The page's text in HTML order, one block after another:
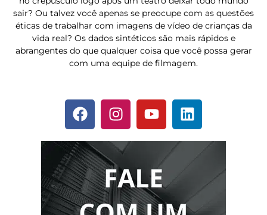
sair? Ou talvez você apenas se preocupe com as questões
éticas de trabalhar com imagens de vídeo de crianças da
vida real? Os dados sintéticos são mais rápidos e
abrangentes do que qualquer coisa que você possa gerar
com uma equipe de filmagem.